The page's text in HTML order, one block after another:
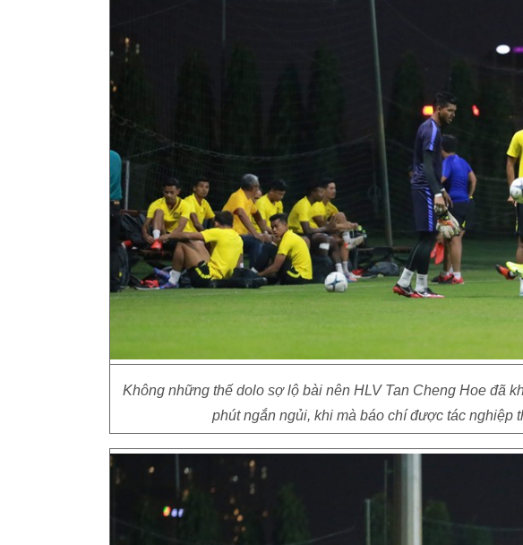
Không những thế dolo sợ lộ bài nên HLV Tan Cheng Hoe đã
phút ngắn ngủi, khi mà báo chí được tác nghiệp